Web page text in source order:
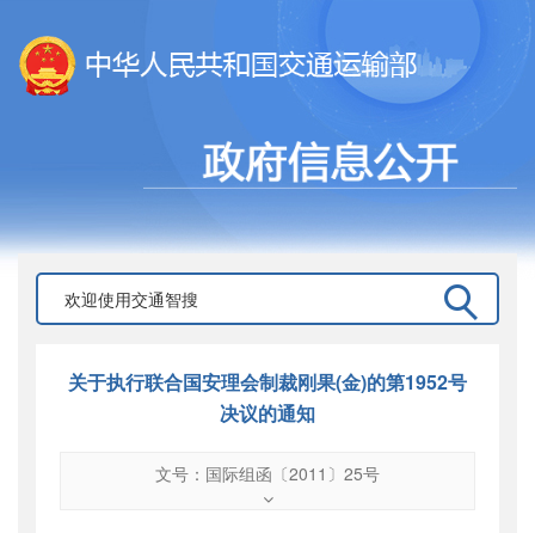
关于执行联合国安理会制裁刚果(金)的第1952号
决议的通知
文号：国际组函〔2011〕25号
国际组函〔2011〕25号